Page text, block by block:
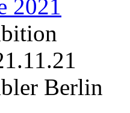
2021
Berlin